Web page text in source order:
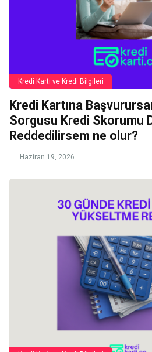
Kredi Kartı ve Kredi Bilgileri
Kredi Kartına
Sorgusu Kredi Skorumu
Reddedilirsem ne olur?
Haziran 19, 2026